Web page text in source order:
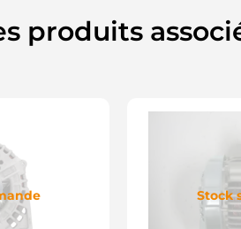
produits
Stock